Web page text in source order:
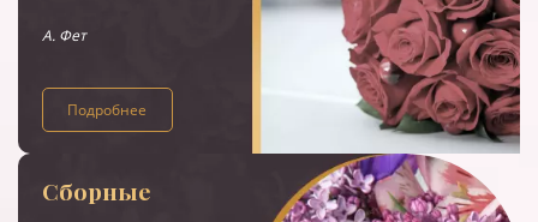
А. Фет
Подробнее
Сборные